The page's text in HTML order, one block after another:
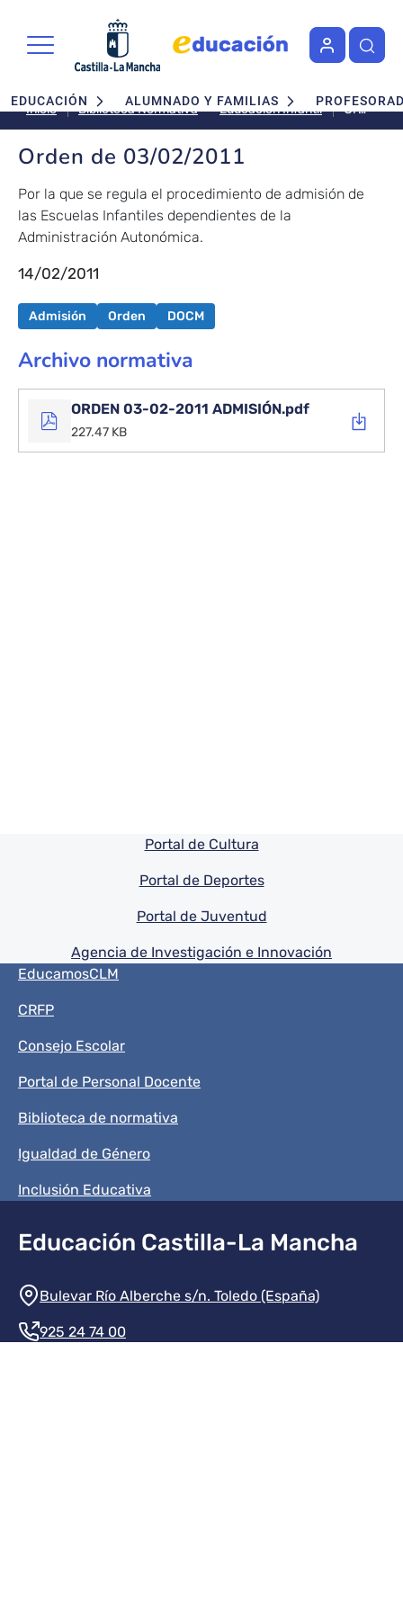
Navegación principal
EDUCACIÓN ALUMNADO Y FAMILIAS
Inicio Biblioteca Normativa Educación Infantil
Orden
de
Orden de 03/02/2011
Por la que se regula el procedimiento de admisión de
las Escuelas Infantiles dependientes de la
Administración Autonómica.
14/02/2011
Admisión Orden DOCM
Archivo normativa
ORDEN 03-02-2011 ADMISIÓN.pdf
227.47 KB
Pie de pagina información
Portal de Cultura
Portal de Deportes
Portal de Juventud
Agencia de Investigación e Innovación
Menú del pie
EducamosCLM
CRFP
Consejo Escolar
Portal de Personal Docente
Biblioteca de normativa
Igualdad de Género
Inclusión Educativa
Educación Castilla-La Mancha
Información de la institución
Bulevar Río Alberche s/n. Toledo (España)
925 24 74 00